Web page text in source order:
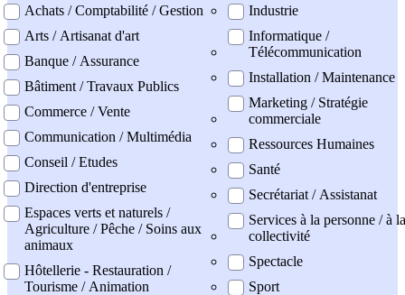
professionel
Achats / Comptabilité / Gestion
Arts / Artisanat d'art
Banque / Assurance
Bâtiment / Travaux Publics
Commerce / Vente
Communication / Multimédia
Conseil / Etudes
Direction d'entreprise
Espaces verts et naturels /
Agriculture / Pêche / Soins aux
animaux
Hôtellerie - Restauration /
Tourisme / Animation
Industrie
Informatique /
Télécommunication
Installation / Maintenance
Marketing / Stratégie
commerciale
Ressources Humaines
Santé
Secrétariat / Assistanat
Services à la personne / à la
collectivité
Spectacle
Sport